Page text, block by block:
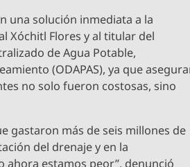
una solución inmediata a la
Xóchitl Flores y al titular del
de Agua Potable,
(ODAPAS), ya que
no solo fueron costosas, sino
gastaron más de seis millones de
del drenaje y en la
ahora estamos peor”, denunció